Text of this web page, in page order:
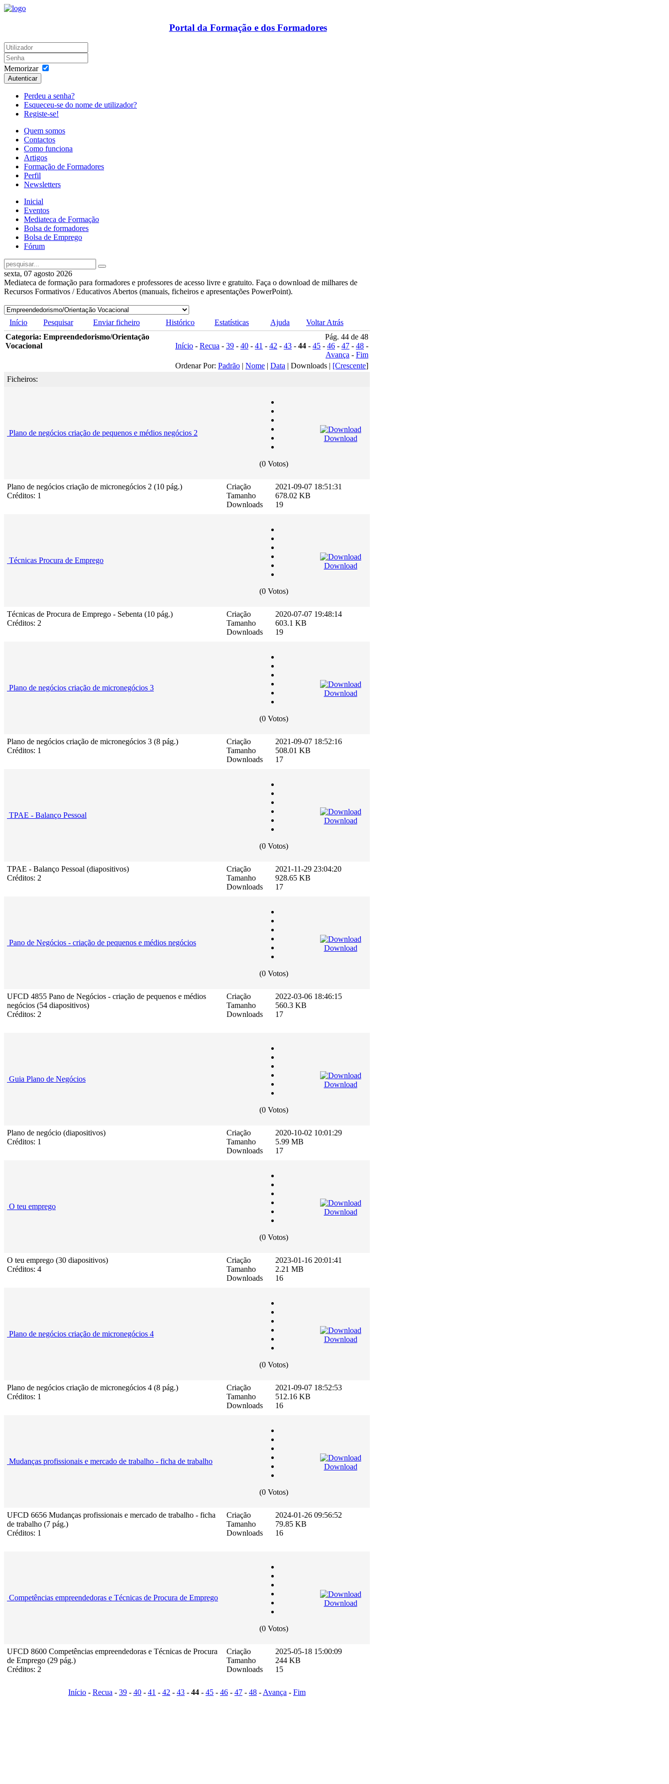
Portal da Formação e dos Formadores
Memorizar
Autenticar
Perdeu a senha?
Esqueceu-se do nome de utilizador?
Registe-se!
Quem somos
Contactos
Como funciona
Artigos
Formação de Formadores
Perfil
Newsletters
Inicial
Eventos
Mediateca de Formação
Bolsa de formadores
Bolsa de Emprego
Fórum
sexta, 07 agosto 2026
Mediateca de formação para formadores e professores de acesso livre e gratuito. Faça o download de milhares de
Recursos Formativos / Educativos Abertos (manuais, ficheiros e apresentações PowerPoint).
Início Pesquisar Enviar ficheiro Histórico Estatísticas Ajuda
Voltar Atrás
Categoria: Empreendedorismo/Orientação
Vocacional
Pág. 44 de 48
Início - Recua - 39 - 40 - 41 - 42 - 43 - 44 - 45 - 46 - 47 - 48 -
Avança - Fim
Ordenar Por: Padrão | Nome | Data | Downloads | [Crescente]
Ficheiros:
Plano de negócios criação de pequenos e médios negócios 2
(0 Votos)
Download
Plano de negócios criação de micronegócios 2 (10 pág.)
Créditos: 1
Criação
Tamanho
Downloads
2021-09-07 18:51:31
678.02 KB
19
Técnicas Procura de Emprego
(0 Votos)
Download
Técnicas de Procura de Emprego - Sebenta (10 pág.)
Créditos: 2
Criação
Tamanho
Downloads
2020-07-07 19:48:14
603.1 KB
19
Plano de negócios criação de micronegócios 3
(0 Votos)
Download
Plano de negócios criação de micronegócios 3 (8 pág.)
Créditos: 1
Criação
Tamanho
Downloads
2021-09-07 18:52:16
508.01 KB
17
TPAE - Balanço Pessoal
(0 Votos)
Download
TPAE - Balanço Pessoal (diapositivos)
Créditos: 2
Criação
Tamanho
Downloads
2021-11-29 23:04:20
928.65 KB
17
Pano de Negócios - criação de pequenos e médios negócios
(0 Votos)
Download
UFCD 4855 Pano de Negócios - criação de pequenos e médios
negócios (54 diapositivos)
Créditos: 2
Criação
Tamanho
Downloads
2022-03-06 18:46:15
560.3 KB
17
Guia Plano de Negócios
(0 Votos)
Download
Plano de negócio (diapositivos)
Créditos: 1
Criação
Tamanho
Downloads
2020-10-02 10:01:29
5.99 MB
17
O teu emprego
(0 Votos)
Download
O teu emprego (30 diapositivos)
Créditos: 4
Criação
Tamanho
Downloads
2023-01-16 20:01:41
2.21 MB
16
Plano de negócios criação de micronegócios 4
(0 Votos)
Download
Plano de negócios criação de micronegócios 4 (8 pág.)
Créditos: 1
Criação
Tamanho
Downloads
2021-09-07 18:52:53
512.16 KB
16
Mudanças profissionais e mercado de trabalho - ficha de trabalho
(0 Votos)
Download
UFCD 6656 Mudanças profissionais e mercado de trabalho - ficha
de trabalho (7 pág.)
Créditos: 1
Criação
Tamanho
Downloads
2024-01-26 09:56:52
79.85 KB
16
Competências empreendedoras e Técnicas de Procura de Emprego
(0 Votos)
Download
UFCD 8600 Competências empreendedoras e Técnicas de Procura
de Emprego (29 pág.)
Créditos: 2
Criação
Tamanho
Downloads
2025-05-18 15:00:09
244 KB
15
Início - Recua - 39 - 40 - 41 - 42 - 43 - 44 - 45 - 46 - 47 - 48 -Avança - Fim